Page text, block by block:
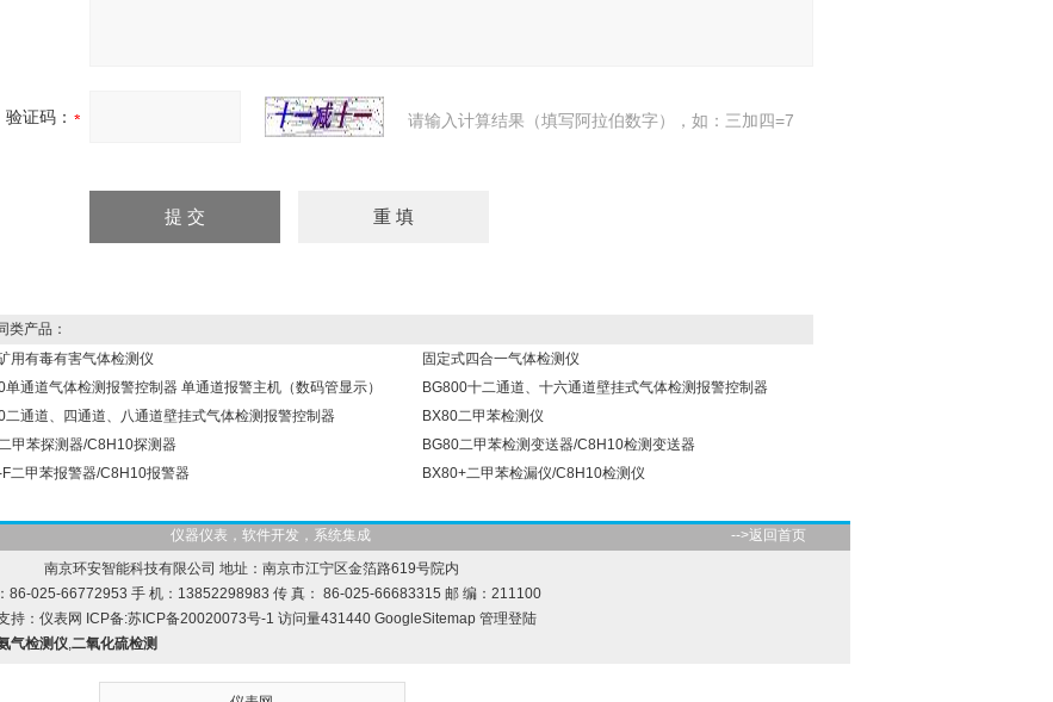
验证码： 请输入计算结果（填写阿拉伯数字），如：三加四=7
类产品：
用有毒有害气体检测仪
固定式四合一气体检测仪
单通道气体检测报警控制器 单通道报警主机（数码管显示）
BG800十二通道、十六通道壁挂式气体检测报警控制器
二通道、四通道、八通道壁挂式气体检测报警控制器
BX80二甲苯检测仪
甲苯探测器/C8H10探测器
BG80二甲苯检测变送器/C8H10检测变送器
F二甲苯报警器/C8H10报警器
BX80+二甲苯检漏仪/C8H10检测仪
仪器仪表，软件开发，系统集成
-->返回首页
南京环安智能科技有限公司 地址：南京市江宁区金箔路619号院内
86-025-66772953 手 机：13852298983 传 真： 86-025-66683315 邮 编：211100
持： 仪表网 ICP备:苏ICP备20020073号-1 访问量431440 GoogleSitemap 管理登陆
气检测仪,二氧化硫检测